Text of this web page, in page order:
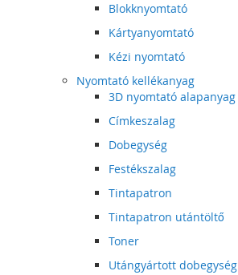
Blokknyomtató
Kártyanyomtató
Kézi nyomtató
Nyomtató kellékanyag
3D nyomtató alapanyag
Címkeszalag
Dobegység
Festékszalag
Tintapatron
Tintapatron utántöltő
Toner
Utángyártott dobegység